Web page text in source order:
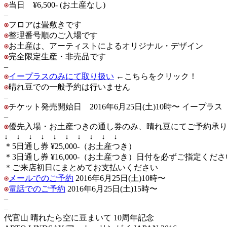
当日 ¥6,500- (お土産なし)
–
フロアは畳敷きです
整理番号順のご入場です
お土産は、アーティストによるオリジナル・デザイン
完全限定生産・非売品です
–
イープラスのみにて取り扱い ←こちらをクリック！
晴れ豆での一般予約は行いません
–
チケット発売開始日 2016年6月25日(土)10時〜 イープラス
–
優先入場・お土産つきの通し券のみ、晴れ豆にてご予約承
↓ ↓ ↓ ↓ ↓ ↓ ↓ ↓ ↓ ↓
＊5日通し券 ¥25,000-（お土産つき）
＊3日通し券 ¥16,000-（お土産つき）日付を必ずご指定くださ
＊ご来店初日にまとめてお支払いください
メールでのご予約 2016年6月25日(土)10時〜
電話でのご予約 2016年6月25日(土)15時〜
–
–
代官山 晴れたら空に豆まいて 10周年記念